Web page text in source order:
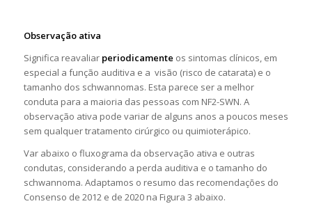
Observação ativa
Significa reavaliar periodicamente os sintomas clínicos, em
especial a função auditiva e a visão (risco de catarata) e o
tamanho dos schwannomas. Esta parece ser a melhor
conduta para a maioria das pessoas com NF2-SWN. A
observação ativa pode variar de alguns anos a poucos meses
sem qualquer tratamento cirúrgico ou quimioterápico.
Var abaixo o fluxograma da observação ativa e outras
condutas, considerando a perda auditiva e o tamanho do
schwannoma. Adaptamos o resumo das recomendações do
Consenso de 2012 e de 2020 na Figura 3 abaixo.